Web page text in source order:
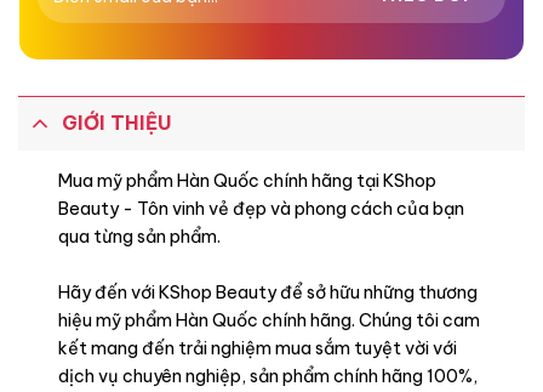
GIỚI THIỆU
Mua mỹ phẩm Hàn Quốc chính hãng tại KShop
Beauty - Tôn vinh vẻ đẹp và phong cách của bạn
qua từng sản phẩm.
Hãy đến với KShop Beauty để sở hữu những thương
hiệu mỹ phẩm Hàn Quốc chính hãng. Chúng tôi cam
kết mang đến trải nghiệm mua sắm tuyệt vời với
dịch vụ chuyên nghiệp, sản phẩm chính hãng 100%,